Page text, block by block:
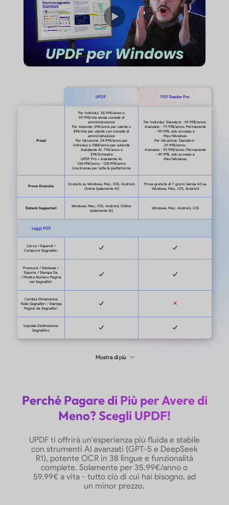
UPDF
Per Individui: 35.99€/anno o
59.99€/vita senza console di
amministrazione
Per Aziende: 59€/anno per utente o
Perché Pagare di Più per Avere di
Meno? Scegli UPDF!
UPDF ti offrirà un'esperienza più fluida e stabile
con strumenti AI avanzati (GPT-5 e DeepSeek
R1), potente OCR in 38 lingue e funzionalità
complete. Solamente per 35.99€/anno o
59.99€ a vita - tutto ciò di cui hai bisogno, ad
un minor prezzo.